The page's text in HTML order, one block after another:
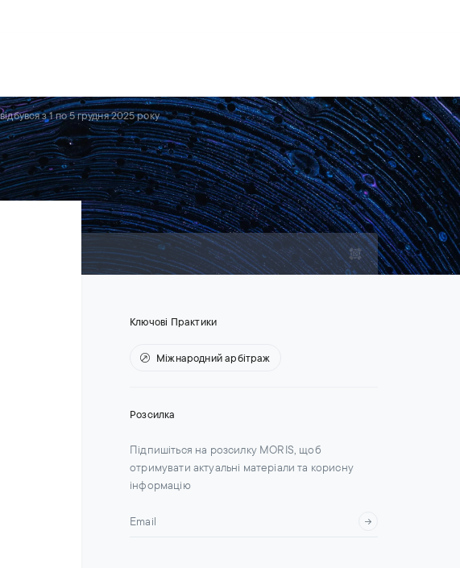
з 1 по 5 грудня 2025 року
Ключові Практики
Міжнародний арбітраж
Розсилка
Підпишіться на розсилку MORIS, щоб
отримувати актуальні матеріали та корисну
інформацію